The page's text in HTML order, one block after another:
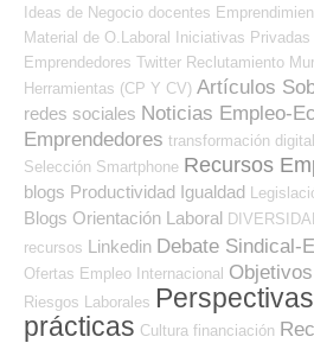
Ideas de Negocio docentes
Material de O.Laboral
Iniciativas Privadas
Emprendedores Twitter Reclutamiento
Herramientas (CP Y CV) Artículos
redes sociales Noticias Empleo-
Emprendedores transformación digital
Selección Smartphone Recursos
blogs Productividad Igualdad
Blogs Orientación Laboral
recursos Linkedin Debate Sindical-
Ofertas Empleo Internacional
Riesgos Laborales Perspectivas
prácticas Cultura financiación